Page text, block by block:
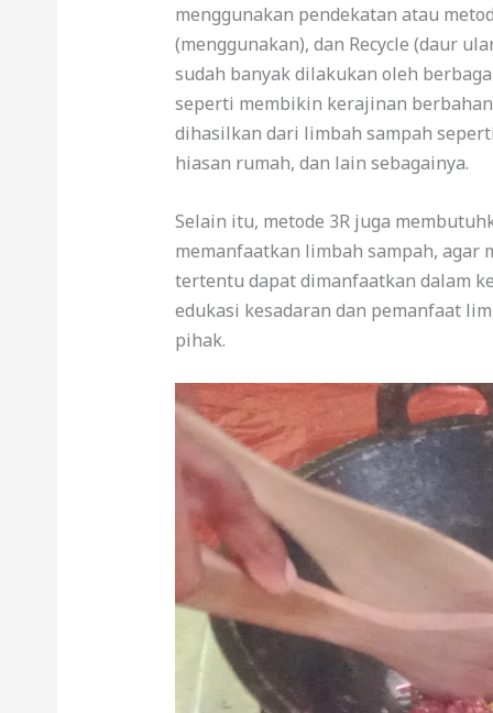
menggunakan pendekatan atau
(menggunakan), dan Recycle (daur
sudah banyak dilakukan oleh
seperti membikin kerajinan
dihasilkan dari limbah sampah
hiasan rumah, dan lain sebagainya.
Selain itu, metode 3R juga
memanfaatkan limbah sampah,
tertentu dapat dimanfaatkan dalam
edukasi kesadaran dan pemanfaat
pihak.